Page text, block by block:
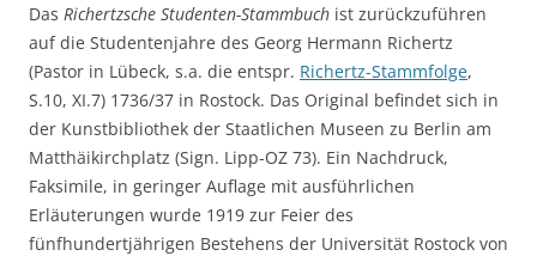
Das Richertzsche Studenten-Stammbuch ist zurückzuführen
auf die Studentenjahre des Georg Hermann Richertz
(Pastor in Lübeck, s.a. die entspr. Richertz-Stammfolge,
S.10, XI.7) 1736/37 in Rostock. Das Original befindet sich in
der Kunstbibliothek der Staatlichen Museen zu Berlin am
Matthäikirchplatz (Sign. Lipp-OZ 73). Ein Nachdruck,
Faksimile, in geringer Auflage mit ausführlichen
Erläuterungen wurde 1919 zur Feier des
fünfhundertjährigen Bestehens der Universität Rostock von